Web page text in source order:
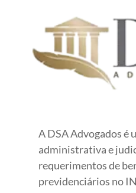
A DSA Advogados é
administrativa e
requerimentos de
previdenciários no